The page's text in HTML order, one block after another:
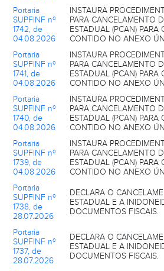
Portaria
SUPFINF nº
1742, de
04.08.2026
INSTAURA
PARA CANCELAMENTO
ESTADUAL (PCAN) PARA
CONTIDO NO ANEXO
Portaria
SUPFINF nº
1741, de
04.08.2026
INSTAURA
PARA CANCELAMENTO
ESTADUAL (PCAN) PARA
CONTIDO NO ANEXO
Portaria
SUPFINF nº
1740, de
04.08.2026
INSTAURA
PARA CANCELAMENTO
ESTADUAL (PCAN) PARA
CONTIDO NO ANEXO
Portaria
SUPFINF nº
1739, de
04.08.2026
INSTAURA
PARA CANCELAMENTO
ESTADUAL (PCAN) PARA
CONTIDO NO ANEXO
Portaria
SUPFINF nº
1738, de
28.07.2026
DECLARA O
ESTADUAL E A
DOCUMENTOS FISCAIS.
Portaria
SUPFINF nº
1737, de
28.07.2026
DECLARA O
ESTADUAL E A
DOCUMENTOS FISCAIS.